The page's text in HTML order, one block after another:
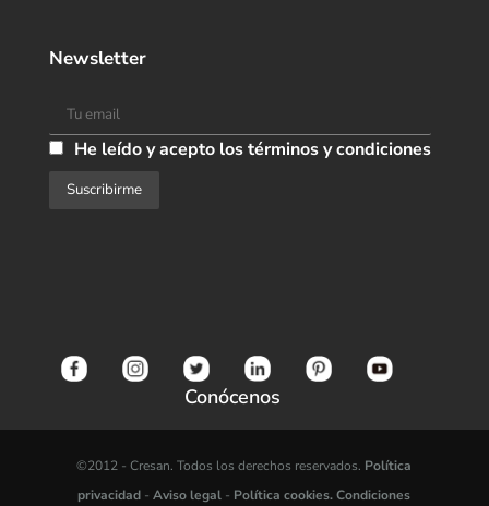
Newsletter
He leído y acepto los términos y condiciones
Conócenos
©2012 -Cresan. Todos los derechos reservados. Política
privacidad -Aviso legal - Política cookies.Condiciones